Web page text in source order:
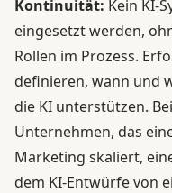
Kontinuität: Kein KI-
eingesetzt werden,
Rollen im Prozess.
definieren, wann und
die KI unterstützen.
Unternehmen, das
Marketing skaliert,
dem KI-Entwürfe von